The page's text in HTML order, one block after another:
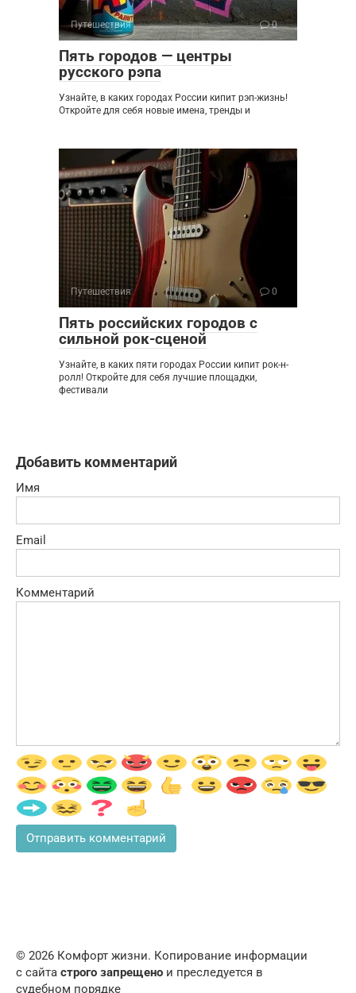
Путешествия 0
Пять городов — центры
русского рэпа
Узнайте, в каких городах России кипит рэп-жизнь!
Откройте для себя новые имена, тренды и
Путешествия 0
Пять российских городов с
сильной рок-сценой
Узнайте, в каких пяти городах России кипит рок-н-
ролл! Откройте для себя лучшие площадки,
фестивали
Добавить комментарий
Имя
Email
Комментарий
© 2026 Комфорт жизни. Копирование информации
с сайта строго запрещено и преследуется в
судебном порядке